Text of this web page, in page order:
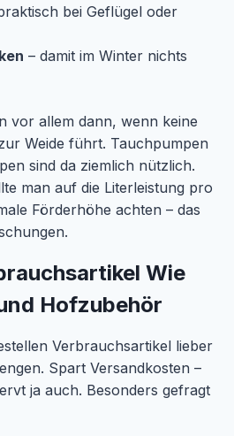
bei Geflügel oder
– damit im Winter nichts
vor allem dann, wenn keine
Weide führt. Tauchpumpen
sind da ziemlich nützlich.
man auf die Literleistung pro
Förderhöhe achten – das
Wie
Hofzubehör
Verbrauchsartikel lieber
Spart Versandkosten –
ja auch. Besonders gefragt